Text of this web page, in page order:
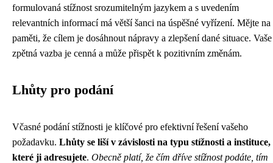
formulovaná stížnost srozumitelným jazykem a s uvedením
relevantních informací má větší šanci na úspěšné vyřízení. Mějte na
paměti, že cílem je dosáhnout nápravy a zlepšení dané situace. Vaše
zpětná vazba je cenná a může přispět k pozitivním změnám.
Lhůty pro podání
Včasné podání stížnosti je klíčové pro efektivní řešení vašeho
požadavku. Lhůty se liší v závislosti na typu stížnosti a instituce,
které ji adresujete. Obecně platí, že čím dříve stížnost podáte, tím